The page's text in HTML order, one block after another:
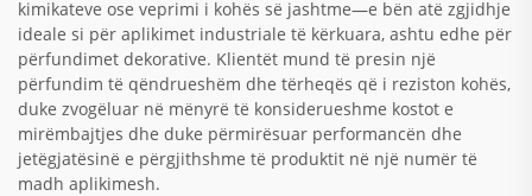
kimikateve ose veprimi i kohës së jashtme—e bën atë zgjidhje
ideale si për aplikimet industriale të kërkuara, ashtu edhe për
përfundimet dekorative. Klientët mund të presin një
përfundim të qëndrueshëm dhe tërheqës që i reziston kohës,
duke zvogëluar në mënyrë të konsiderueshme kostot e
mirëmbajtjes dhe duke përmirësuar performancën dhe
jetëgjatësinë e përgjithshme të produktit në një numër të
madh aplikimesh.